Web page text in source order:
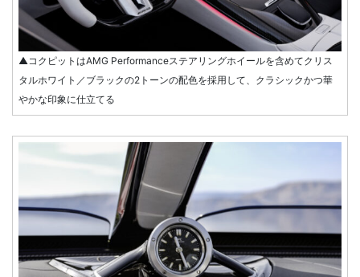
▲コクピットはAMG Performanceステアリングホイールを含めてクリス
タルホワイト／ブラックの2トーンの配色を採用して、クラシックかつ華
やかな印象に仕立てる